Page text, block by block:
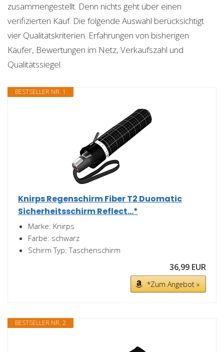
zusammengestellt. Denn nichts geht über einen
verifizierten Kauf. Die folgende Auswahl berücksichtigt
vier Qualitätskriterien. Erfahrungen von bisherigen
Käufer, Bewertungen im Netz, Verkaufszahl und
Qualitätssiegel.
BESTSELLER NR. 1
Knirps Regenschirm Fiber T2 Duomatic
Sicherheitsschirm Reflect...*
Marke: Knirps
Farbe: schwarz
Schirm Typ: Taschenschirm
36,99 EUR
*Zum Angebot »
BESTSELLER NR. 2